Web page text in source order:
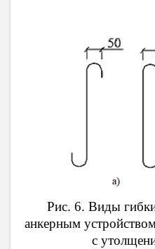
Рис. 6. Виды
анкерным
с